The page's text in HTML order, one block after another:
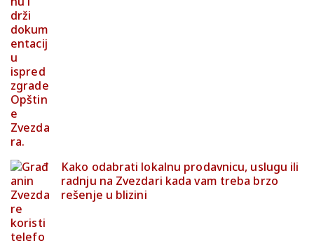
Kako odabrati lokalnu prodavnicu, uslugu ili
radnju na Zvezdari kada vam treba brzo
rešenje u blizini